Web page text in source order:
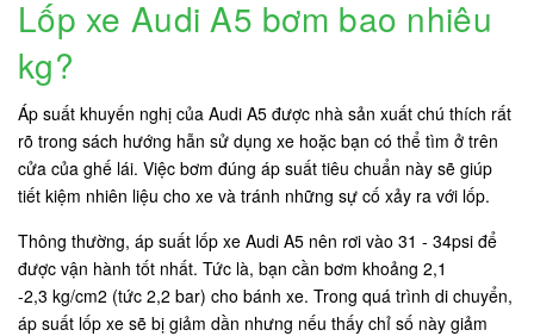
Lốp xe Audi A5 bơm bao nhiêu
kg?
Áp suất khuyến nghị của Audi A5 được nhà sản xuất chú thích rất
rõ trong sách hướng hẫn sử dụng xe hoặc bạn có thể tìm ở trên
cửa của ghế lái. Việc bơm đúng áp suất tiêu chuẩn này sẽ giúp
tiết kiệm nhiên liệu cho xe và tránh những sự cố xảy ra với lốp.
Thông thường, áp suất lốp xe Audi A5 nên rơi vào 31 - 34psi để
được vận hành tốt nhất. Tức là, bạn cần bơm khoảng 2,1
-2,3 kg/cm2 (tức 2,2 bar) cho bánh xe. Trong quá trình di chuyển,
áp suất lốp xe sẽ bị giảm dần nhưng nếu thấy chỉ số này giảm